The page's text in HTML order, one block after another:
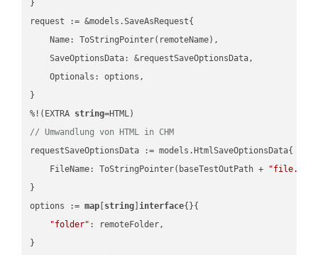
}
request := &models.SaveAsRequest{
    Name: ToStringPointer(remoteName),
    SaveOptionsData: &requestSaveOptionsData,
    Optionals: options,
}
%!(EXTRA string
// Umwandlung von HTML in CHM
requestSaveOptionsData := models.HtmlSaveOptionsData{
    FileName: ToStringPointer(baseTestOutPath +
}
options := map string ]interface{}{
"folder" : remoteFolder,
}